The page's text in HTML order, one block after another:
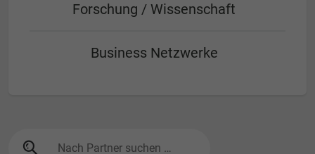
Forschung / Wissenschaft
Business Netzwerke